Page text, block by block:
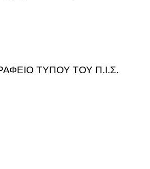
ΤΥΠΟΥ ΤΟΥ Π.Ι.Σ.